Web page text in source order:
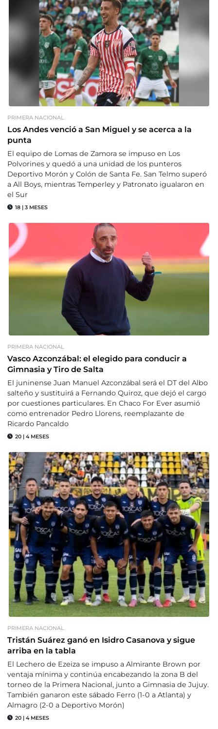
PRIMERA NACIONAL
Los Andes venció a San Miguel y se acerca a la
punta
El equipo de Lomas de Zamora se impuso en Los
Polvorines y quedó a una unidad de los punteros
Deportivo Morón y Colón de Santa Fe. San Telmo superó
a All Boys, mientras Temperley y Patronato igualaron en
el Sur
18 | 3 MESES
PRIMERA NACIONAL
Vasco Azconzábal: el elegido para conducir a
Gimnasia y Tiro de Salta
El juninense Juan Manuel Azconzábal será el DT del Albo
salteño y sustituirá a Fernando Quiroz, que dejó el cargo
por cuestiones particulares. En Chaco For Ever asumió
como entrenador Pedro Llorens, reemplazante de
Ricardo Pancaldo
20 | 4 MESES
PRIMERA NACIONAL
Tristán Suárez ganó en Isidro Casanova y sigue
arriba en la tabla
El Lechero de Ezeiza se impuso a Almirante Brown por
ventaja mínima y continúa encabezando la zona B del
torneo de la Primera Nacional, junto a Gimnasia de Jujuy.
También ganaron este sábado Ferro (1-0 a Atlanta) y
Almagro (2-0 a Deportivo Morón)
20 | 4 MESES